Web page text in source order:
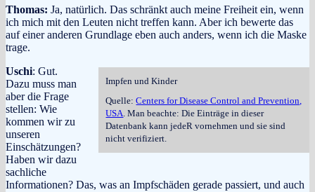
Thomas: Ja, natürlich. Das schränkt auch meine Freiheit ein, wenn
ich mich mit den Leuten nicht treffen kann. Aber ich bewerte das
auf einer anderen Grundlage eben auch anders, wenn ich die Maske
trage.
Impfen und Kinder
Quelle:Centers for Disease Control and Prevention,
USA. Man beachte: Die Einträge in dieser
Datenbank kann jedeR vornehmen und sie sind
nicht verifiziert.
Uschi: Gut.
Dazu muss man
aber die Frage
stellen: Wie
kommen wir zu
unseren
Einschätzungen?
Haben wir dazu
sachliche
Informationen? Das, was an Impfschäden gerade passiert, und auch